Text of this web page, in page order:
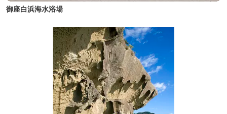
御座白浜海水浴場